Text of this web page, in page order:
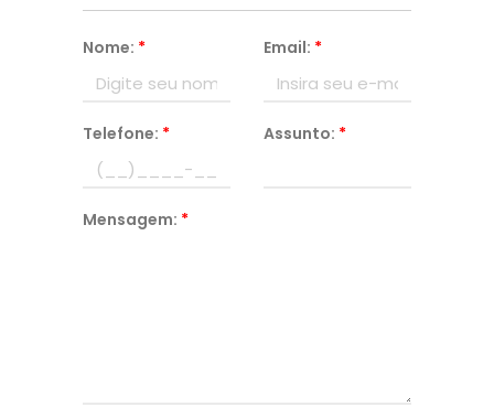
Nome: * Email: *
Telefone: * Assunto: *
Mensagem: *